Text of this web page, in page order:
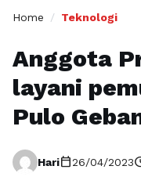
Home / Teknologi
Anggota
layani
Pulo
Haricalendar_today26/04/2023